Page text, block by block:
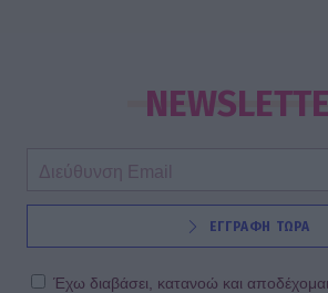
ΕΓΓΡΑΦΗ ΤΩΡΑ
Έχω διαβάσει, κατανοώ και